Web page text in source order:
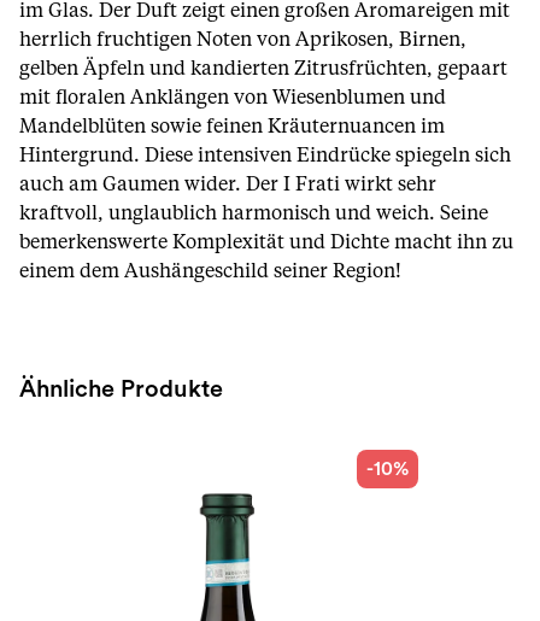
im Glas. Der Duft zeigt einen großen Aromareigen mit
herrlich fruchtigen Noten von Aprikosen, Birnen,
gelben Äpfeln und kandierten Zitrusfrüchten, gepaart
mit floralen Anklängen von Wiesenblumen und
Mandelblüten sowie feinen Kräuternuancen im
Hintergrund. Diese intensiven Eindrücke spiegeln sich
auch am Gaumen wider. Der I Frati wirkt sehr
kraftvoll, unglaublich harmonisch und weich. Seine
bemerkenswerte Komplexität und Dichte macht ihn zu
einem dem Aushängeschild seiner Region!
Ähnliche Produkte
-10%